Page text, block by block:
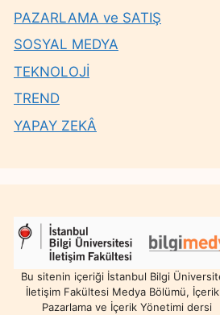
PAZARLAMA ve SATIŞ
SOSYAL MEDYA
TEKNOLOJİ
TREND
YAPAY ZEKÂ
Bu sitenin içeriği İstanbul Bilgi
İletişim Fakültesi Medya Bölümü,
Pazarlama ve İçerik Yönetimi dersi